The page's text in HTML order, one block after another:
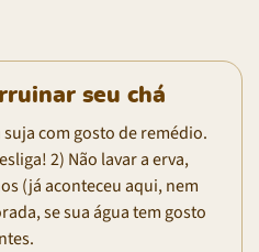
seu chá
com gosto de remédio.
2) Não lavar a erva,
(já aconteceu aqui, nem
se sua água tem gosto